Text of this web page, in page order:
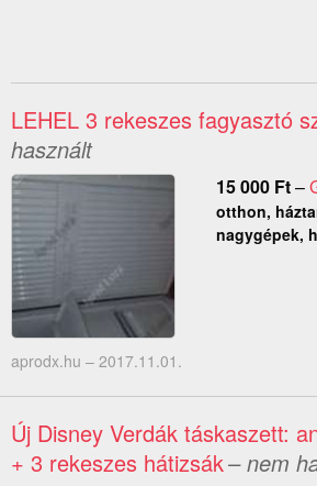
LEHEL 3 rekeszes fagyasztó
használt
15 000 Ft–
otthon,
nagygépek,
aprodx.hu – 2017.11.01.
Új Disney Verdák táskaszett:
+ 3 rekeszes hátizsák– nem